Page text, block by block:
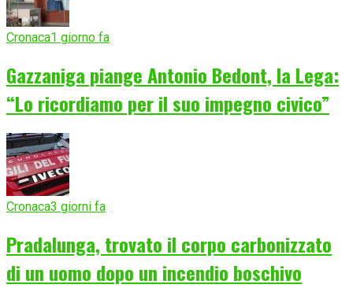
Cronaca1 giorno fa
Gazzaniga piange Antonio Bedont, la Lega:
“Lo ricordiamo per il suo impegno civico”
Cronaca3 giorni fa
Pradalunga, trovato il corpo carbonizzato
di un uomo dopo un incendio boschivo